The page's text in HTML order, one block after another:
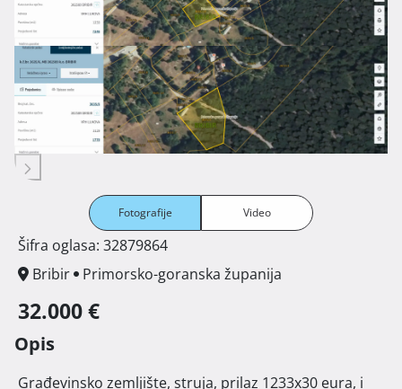
Fotografije Video
Šifra oglasa: 32879864
Bribir
Primorsko-goranska županija
32.000 €
Opis